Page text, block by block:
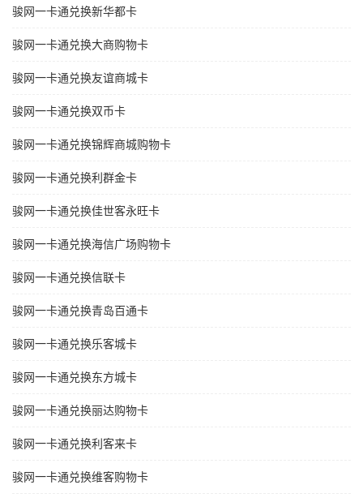
骏网一卡通兑换新华都卡
骏网一卡通兑换大商购物卡
骏网一卡通兑换友谊商城卡
骏网一卡通兑换双币卡
骏网一卡通兑换锦辉商城购物卡
骏网一卡通兑换利群金卡
骏网一卡通兑换佳世客永旺卡
骏网一卡通兑换海信广场购物卡
骏网一卡通兑换信联卡
骏网一卡通兑换青岛百通卡
骏网一卡通兑换乐客城卡
骏网一卡通兑换东方城卡
骏网一卡通兑换丽达购物卡
骏网一卡通兑换利客来卡
骏网一卡通兑换维客购物卡